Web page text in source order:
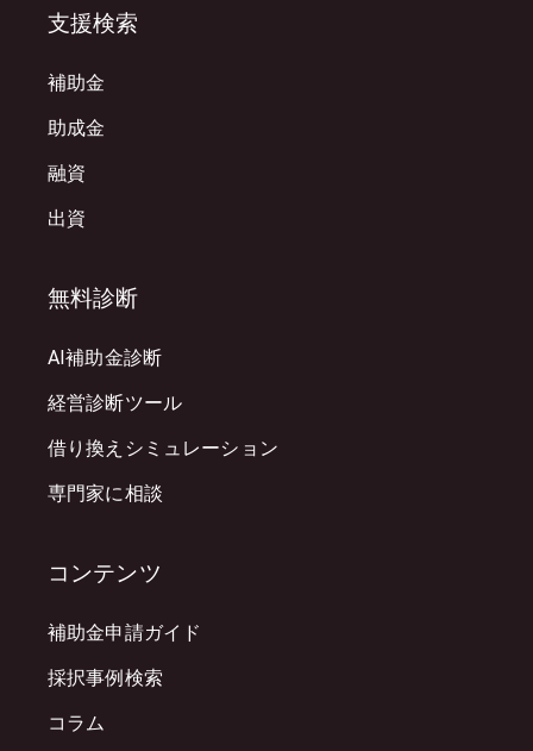
支援検索
補助金
助成金
融資
出資
無料診断
AI補助金診断
経営診断ツール
借り換えシミュレーション
専門家に相談
コンテンツ
補助金申請ガイド
採択事例検索
コラム